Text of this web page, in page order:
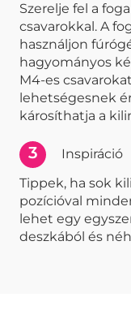
Szerelje fel a
csavarokkal. A
használjon
hagyományos
M4-es
lehetségesnek
károsíthatja a
3
Inspiráció
Tippek, ha sok
pozícióval
lehet egy
deszkából és